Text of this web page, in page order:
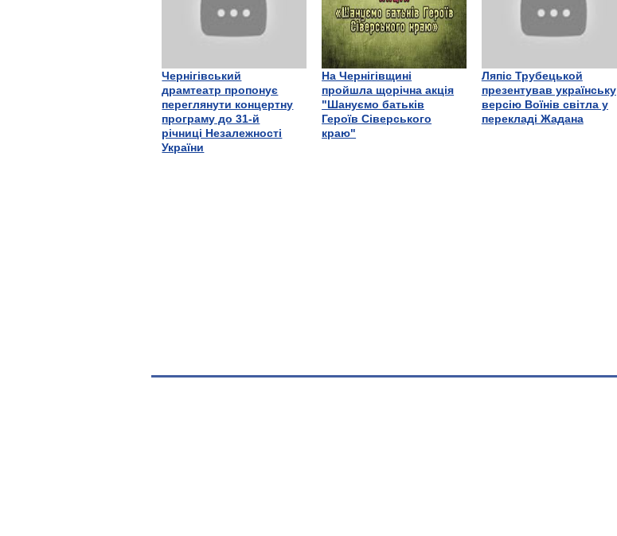
Чернігівський
драмтеатр пропонує
переглянути концертну
програму до 31-й
річниці Незалежності
України
На Чернігівщині
пройшла щорічна акція
"Шануємо батьків
Героїв Сіверського
краю"
Ляпіс Трубецькой
презентував українську
версію Воїнів світла у
перекладі Жадана